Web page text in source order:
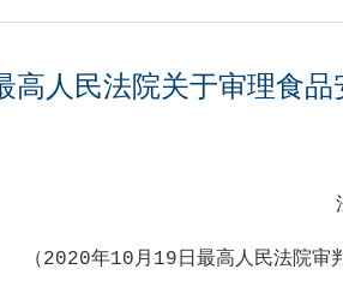
高人民法院关于审理食
（2020年10 月 19 日最高人民法院审